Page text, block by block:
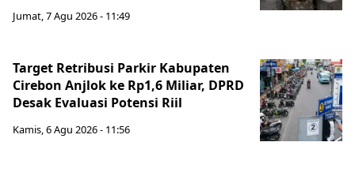
Jumat, 7 Agu 2026 - 11:49
Target Retribusi Parkir Kabupaten
Cirebon Anjlok ke Rp1,6 Miliar, DPRD
Desak Evaluasi Potensi Riil
Kamis, 6 Agu 2026 - 11:56